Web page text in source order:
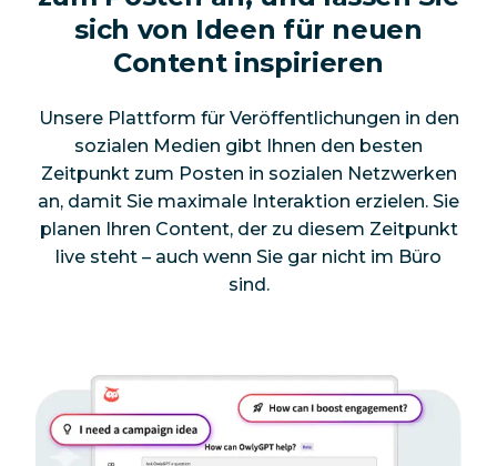
sich von Ideen für neuen
Content inspirieren
Unsere Plattform für Veröffentlichungen in den
sozialen Medien gibt Ihnen den besten
Zeitpunkt zum Posten in sozialen Netzwerken
an, damit Sie maximale Interaktion erzielen. Sie
planen Ihren Content, der zu diesem Zeitpunkt
live steht – auch wenn Sie gar nicht im Büro
sind.